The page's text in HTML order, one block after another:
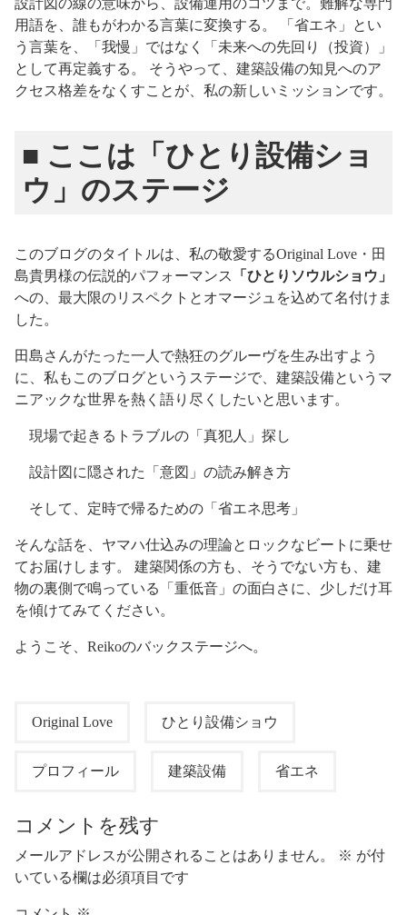
用語を、誰もがわかる言葉に変換する。 「省エネ」とい
う言葉を、「我慢」ではなく「未来への先回り（投資）」
として再定義する。 そうやって、建築設備の知見へのア
クセス格差をなくすことが、私の新しいミッションです。
■ ここは「ひとり設備ショ
ウ」のステージ
このブログのタイトルは、私の敬愛するOriginal Love・田
島貴男様の伝説的パフォーマンス
「ひとりソウルショウ」
への、最大限のリスペクトとオマージュを込めて名付けま
した。
田島さんがたった一人で熱狂のグルーヴを生み出すよう
に、私もこのブログというステージで、建築設備というマ
ニアックな世界を熱く語り尽くしたいと思います。
現場で起きるトラブルの「真犯人」探し
設計図に隠された「意図」の読み解き方
そして、定時で帰るための「省エネ思考」
そんな話を、ヤマハ仕込みの理論とロックなビートに乗せ
てお届けします。 建築関係の方も、そうでない方も、建
物の裏側で鳴っている「重低音」の面白さに、少しだけ耳
を傾けてみてください。
ようこそ、Reikoのバックステージへ。
Original Love ひとり設備ショウ
プロフィール 建築設備 省エネ
コメントを残す
メールアドレスが公開されることはありません。 ※ が付
いている欄は必須項目です